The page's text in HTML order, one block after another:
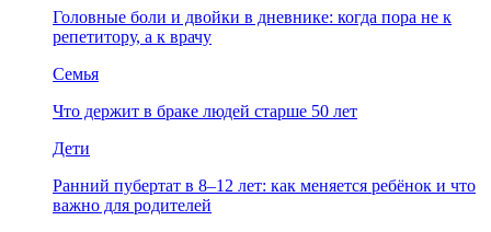
Головные боли и двойки в дневнике: когда пора не к
репетитору, а к врачу
Семья
Что держит в браке людей старше 50 лет
Дети
Ранний пубертат в 8–12 лет: как меняется ребёнок и что
важно для родителей